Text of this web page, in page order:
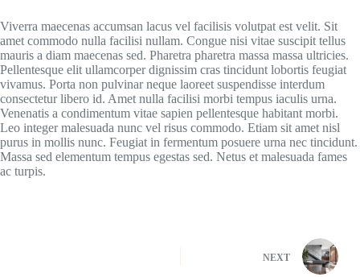
Viverra maecenas accumsan lacus vel facilisis volutpat est velit. Sit
amet commodo nulla facilisi nullam. Congue nisi vitae suscipit tellus
mauris a diam maecenas sed. Pharetra pharetra massa massa ultricies.
Pellentesque elit ullamcorper dignissim cras tincidunt lobortis feugiat
vivamus. Porta non pulvinar neque laoreet suspendisse interdum
consectetur libero id. Amet nulla facilisi morbi tempus iaculis urna.
Venenatis a condimentum vitae sapien pellentesque habitant morbi.
Leo integer malesuada nunc vel risus commodo. Etiam sit amet nisl
purus in mollis nunc. Feugiat in fermentum posuere urna nec tincidunt.
Massa sed elementum tempus egestas sed. Netus et malesuada fames
ac turpis.
NEXT